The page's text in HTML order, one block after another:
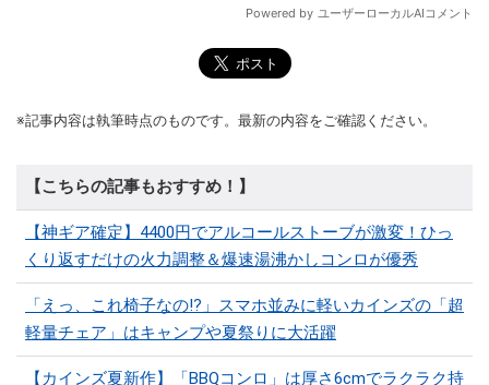
※記事内容は執筆時点のものです。最新の内容をご確認ください。
【こちらの記事もおすすめ！】
【神ギア確定】4400円でアルコールストーブが激変！ひっ
くり返すだけの火力調整＆爆速湯沸かしコンロが優秀
「えっ、これ椅子なの!?」スマホ並みに軽いカインズの「超
軽量チェア」はキャンプや夏祭りに大活躍
【カインズ夏新作】「BBQコンロ」は厚さ6cmでラクラク持